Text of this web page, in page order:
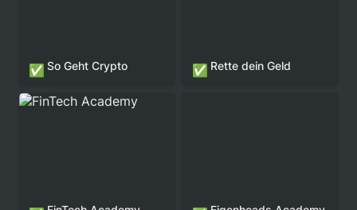
✅ So Geht Crypto ✅ Rette dein Geld
FinTech Academy